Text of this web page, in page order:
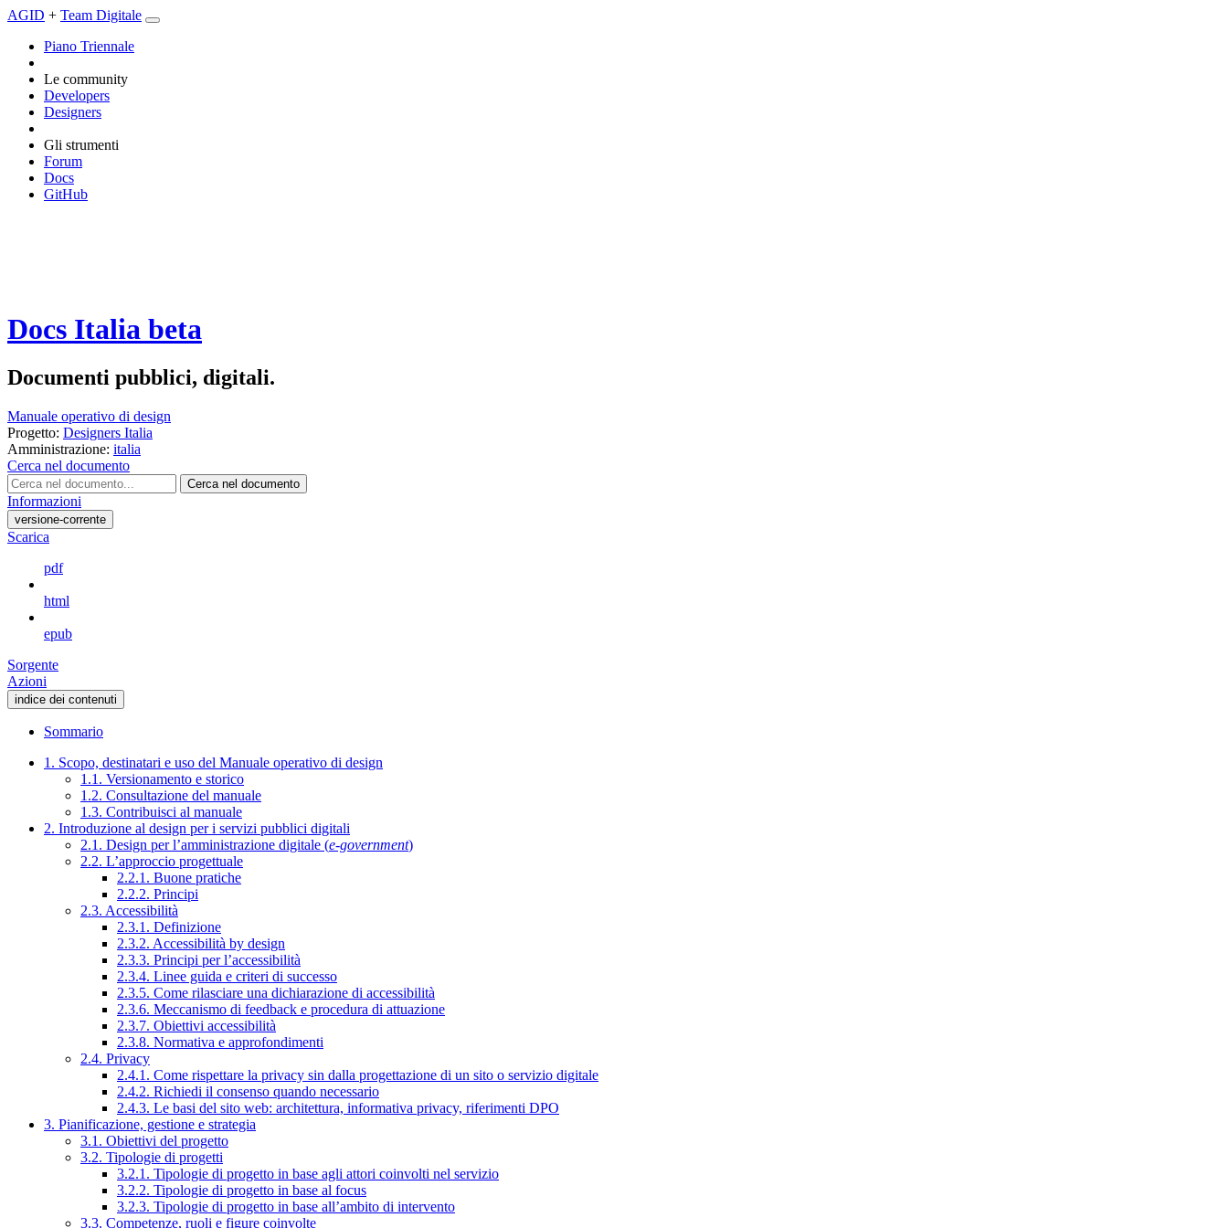
AGID + Team Digitale
Piano Triennale
Le community
Developers
Designers
Gli strumenti
Forum
Docs
GitHub
Docs Italia beta
Documenti pubblici, digitali.
Manuale operativo di design
Progetto: Designers Italia
Amministrazione: italia
Cerca nel documento
Cerca nel documento
Informazioni
versione-corrente
Scarica
pdf
html
epub
Sorgente
Azioni
indice dei contenuti
Sommario
1. Scopo, destinatari e uso del Manuale operativo di design
1.1. Versionamento e storico
1.2. Consultazione del manuale
1.3. Contribuisci al manuale
2. Introduzione al design per i servizi pubblici digitali
2.1. Design per l’amministrazione digitale (e-government)
2.2. L’approccio progettuale
2.2.1. Buone pratiche
2.2.2. Principi
2.3. Accessibilità
2.3.1. Definizione
2.3.2. Accessibilità by design
2.3.3. Principi per l’accessibilità
2.3.4. Linee guida e criteri di successo
2.3.5. Come rilasciare una dichiarazione di accessibilità
2.3.6. Meccanismo di feedback e procedura di attuazione
2.3.7. Obiettivi accessibilità
2.3.8. Normativa e approfondimenti
2.4. Privacy
2.4.1. Come rispettare la privacy sin dalla progettazione di un sito o servizio digitale
2.4.2. Richiedi il consenso quando necessario
2.4.3. Le basi del sito web: architettura, informativa privacy, riferimenti DPO
3. Pianificazione, gestione e strategia
3.1. Obiettivi del progetto
3.2. Tipologie di progetti
3.2.1. Tipologie di progetto in base agli attori coinvolti nel servizio
3.2.2. Tipologie di progetto in base al focus
3.2.3. Tipologie di progetto in base all’ambito di intervento
3.3. Competenze, ruoli e figure coinvolte